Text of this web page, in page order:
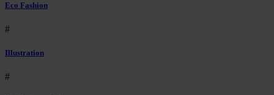
Eco Fashion
#
Illustration
#